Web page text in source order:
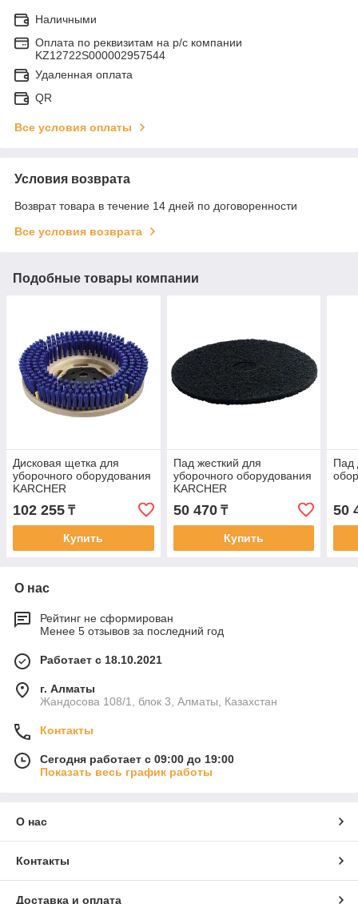
Наличными
Оплата по реквизитам на р/с компании
KZ12722S000002957544
Удаленная оплата
QR
Все условия оплаты
Условия возврата
Возврат товара в течение 14 дней по договоренности
Все условия возврата
Подобные товары компании
Дисковая щетка для
уборочного оборудования
KARCHER
102 255 ₸
Купить
Пад жесткий для
уборочного оборудования
KARCHER
50 470₸
Купить
Пад
50
О нас
Рейтинг не сформирован
Менее 5 отзывов за последний год
Работает с 18.10.2021
г. Алматы
Жандосова 108/1, блок 3, Алматы, Казахстан
Контакты
Сегодня работает с 09:00 до 19:00
Показать весь график работы
О нас
Контакты
Доставка и оплата